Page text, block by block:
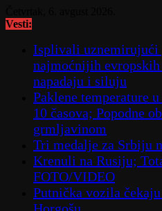
to
Vesti:
Isplivali uznemirujući
najmoćnijih
napadaju i siluju
Paklene temperature
10 časova; Popodne
grmljavinom
Tri medalje za Srbiju
Krenuli na Rusiju;
FOTO/VIDEO
Putnička vozila